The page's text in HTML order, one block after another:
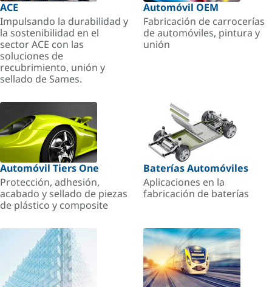
ACE
Impulsando la durabilidad y
la sostenibilidad en el
sector ACE con las
soluciones de
recubrimiento, unión y
sellado de Sames.
Automóvil OEM
Fabricación de carrocerías
de automóviles, pintura y
unión
Automóvil Tiers One
Protección, adhesión,
acabado y sellado de piezas
de plástico y composite
Baterías Automóviles
Aplicaciones en la
fabricación de baterías